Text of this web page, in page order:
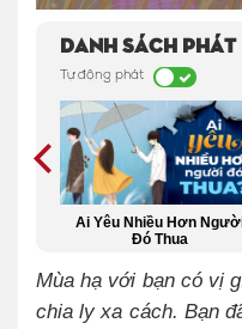
Danh sách phát
Tự động phát
Ai Yêu Nhiều Hơn
Đó Thua
Mùa hạ với bạn có vị
chia ly xa cách. Bạn